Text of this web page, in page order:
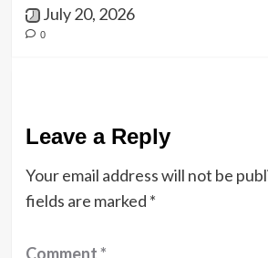
July 20, 2026
0
Leave a Reply
Your email address will not be
fields are marked *
Comment*